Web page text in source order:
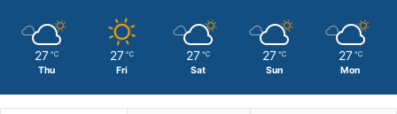
27 ℃
Thu
27 ℃
Fri
27 ℃
Sat
27 ℃
Sun
27 ℃
Mon